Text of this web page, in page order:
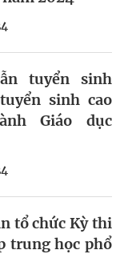
tuyển sinh
sinh cao
Giáo dục
tổ chức Kỳ thi
trung học phổ